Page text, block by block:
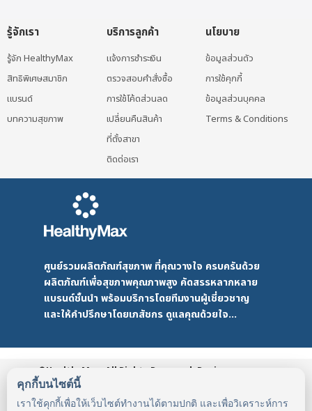
คุกกี้บนไซต์นี้
เราใช้คุกกี้เพื่อให้เว็บไซต์ทำงานได้ตามปกติ และเพื่อวิเคราะห์การ
รู้จักเรา
รู้จัก HealthyMax
สิทธิพิเศษสมาชิก
แบรนด์
บทความสุขภาพ
บริการลูกค้า
แจ้งการชำระเงิน
ตรวจสอบคำสั่งซื้อ
การใช้โค้ดส่วนลด
เปลี่ยนคืนสินค้า
ที่ตั้งสาขา
ติดต่อเรา
นโยบาย
ข้อมูลส่วนตัว
การใช้คุกกี้
ข้อมูลส่วนบุคคล
Terms & Conditions
ศูนย์รวมผลิตภัณฑ์สุขภาพ ที่คุณวางใจ ครบครันด้วย
ผลิตภัณฑ์เพื่อสุขภาพคุณภาพสูง คัดสรรหลากหลาย
แบรนด์ชั้นนำ พร้อมบริการโดยทีมงานผู้เชี่ยวชาญ
และให้คำปรึกษาโดยเภสัชกร ดูแลคุณด้วยใจ...
©HealthyMax. All Rights Reserved. Design
by DMDHealthyMax